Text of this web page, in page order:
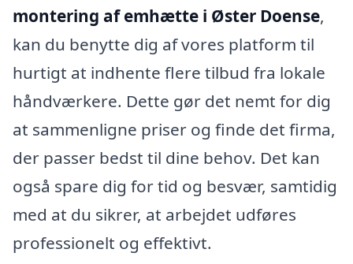
montering af emhætte i Øster Doense,
kan du benytte dig af vores platform til
hurtigt at indhente flere tilbud fra lokale
håndværkere. Dette gør det nemt for dig
at sammenligne priser og finde det firma,
der passer bedst til dine behov. Det kan
også spare dig for tid og besvær, samtidig
med at du sikrer, at arbejdet udføres
professionelt og effektivt.